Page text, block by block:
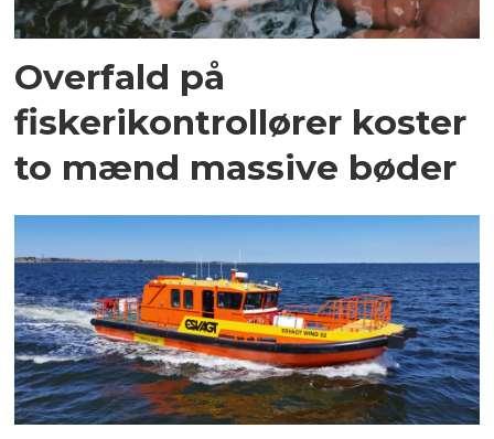
Overfald på
fiskerikontrollører koster
to mænd massive bøder